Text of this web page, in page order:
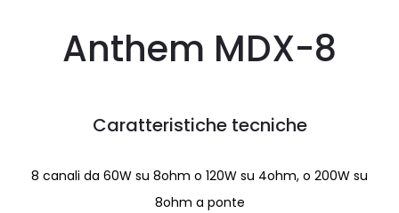
Anthem MDX-8
Caratteristiche tecniche
8 canali da 60W su 8ohm o 120W su 4ohm, o 200W su
8ohm a ponte